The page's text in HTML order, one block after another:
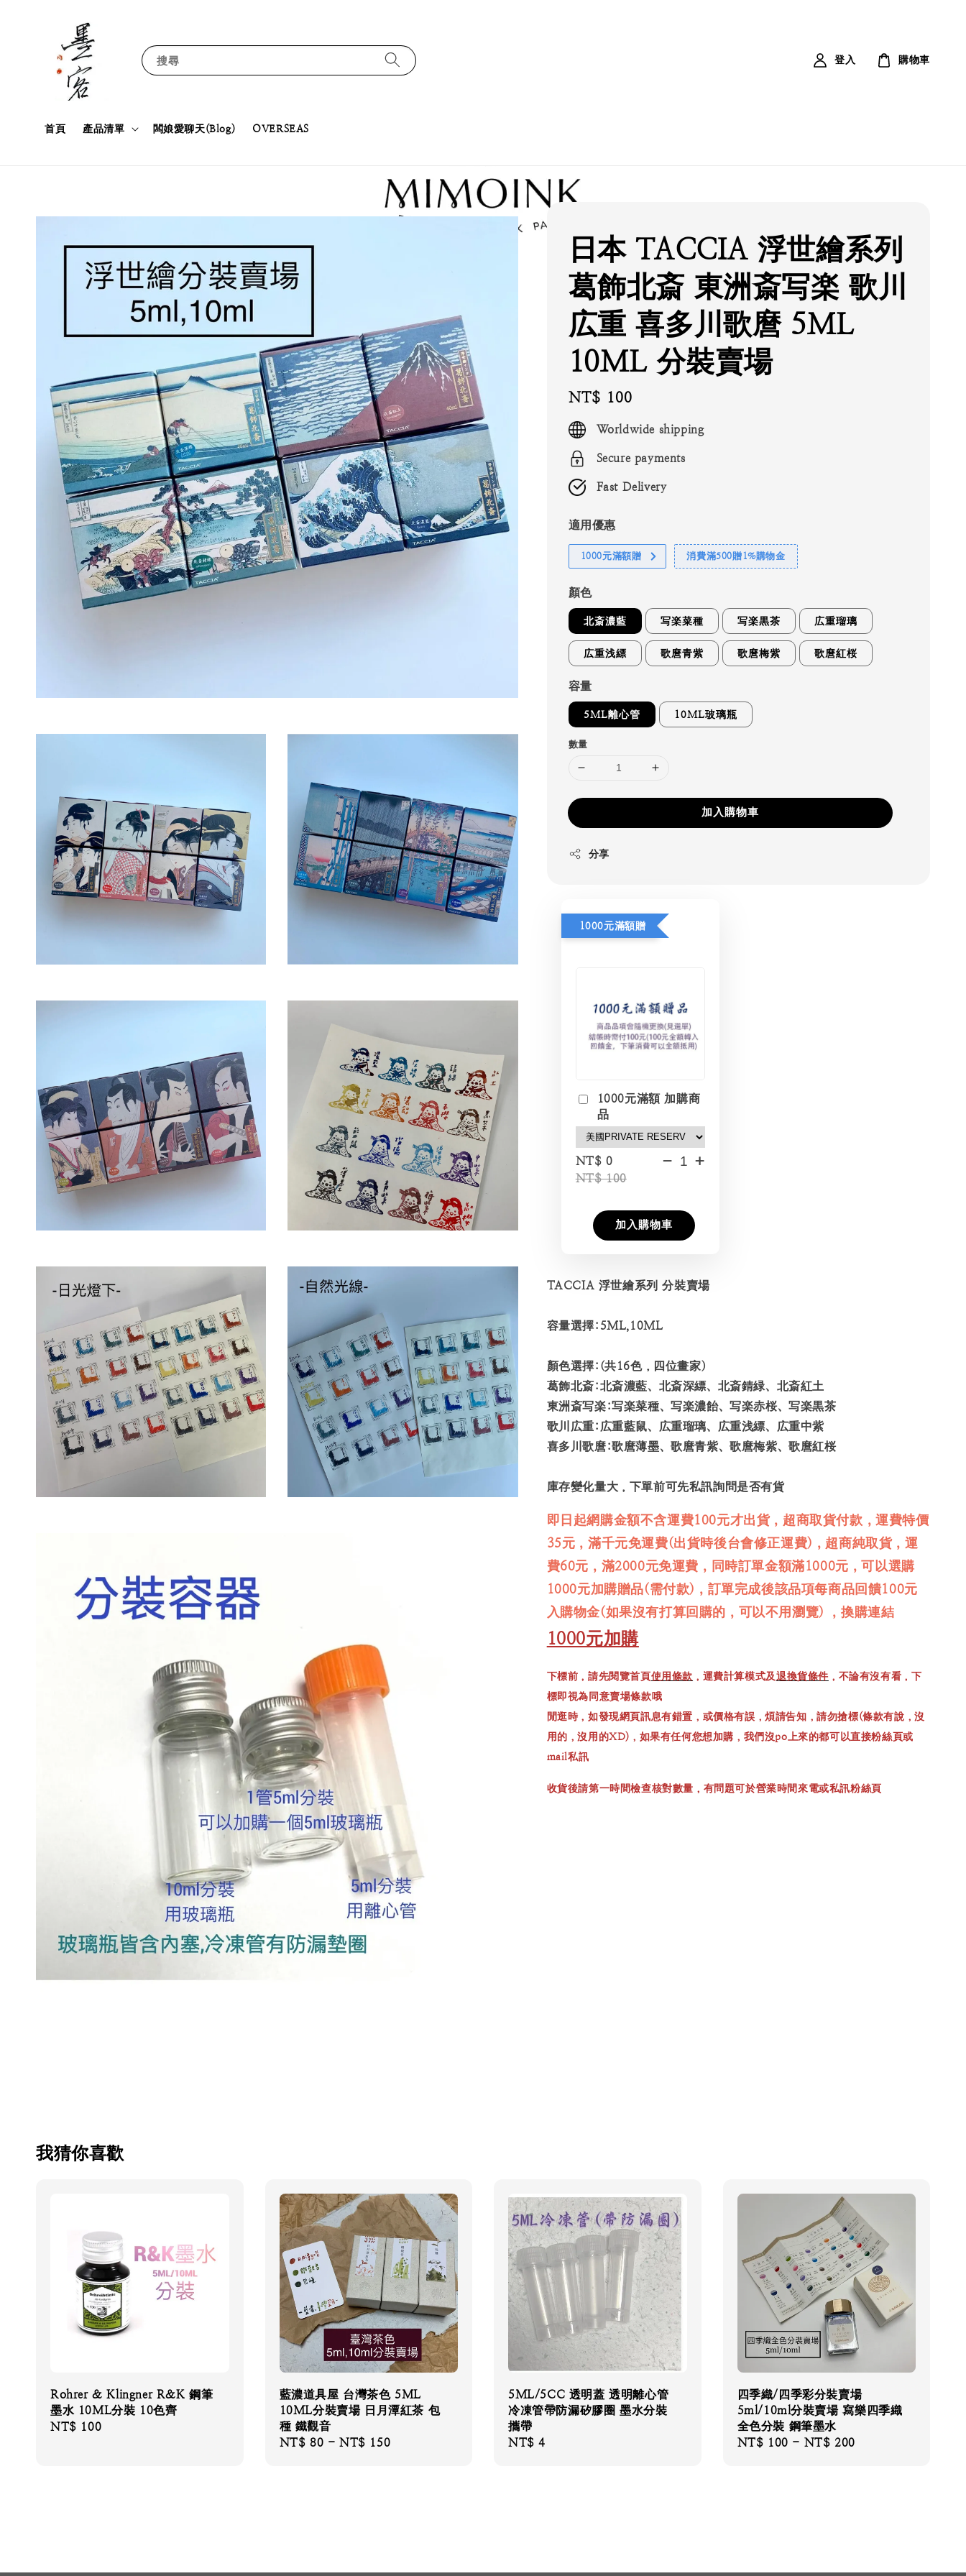
搜尋
首頁 產品清單 闆娘愛聊天(Blog) OVERSEAS
登入 購物車
日本 TACCIA 浮世繪系列
葛飾北斎 東洲斎写楽 歌川
広重 喜多川歌麿 5ML
10ML 分裝賣場
Regular
price
NT$ 100
Worldwide shipping
Secure payments
Fast Delivery
適用優惠
1000元滿額贈 消費滿500贈1%購物金
顏色
北斎濃藍 写楽菜種 写楽黒茶 広重瑠璃
広重浅縹 歌麿青紫 歌麿梅紫 歌麿紅桜
容量
5ML離心管 10ML玻璃瓶
數量
加入購物車
分享
1000元滿額贈
1000元滿額 加購商
品
NT$ 0
NT$ 100
- +
加入購物車
TACCIA 浮世繪系列 分裝賣場
容量選擇:5ML,10ML
顏色選擇:(共16色，四位畫家)
葛飾北斎:北斎濃藍、北斎深縹、北斎錆緑、北斎紅土
東洲斎写楽:写楽菜種、写楽濃飴、写楽赤桜、写楽黒茶
歌川広重:広重藍鼠、広重瑠璃、広重浅縹、広重中紫
喜多川歌麿:歌麿薄墨、歌麿青紫、歌麿梅紫、歌麿紅桜
庫存變化量大，下單前可先私訊詢問是否有貨
即日起網購金額不含運費100元才出貨，超商取貨付款，運費特價
35元，滿千元免運費(出貨時後台會修正運費)，超商純取貨，運
費60元，滿2000元免運費，同時訂單金額滿1000元，可以選購
1000元加購贈品(需付款)，訂單完成後該品項每商品回饋100元
入購物金(如果沒有打算回購的，可以不用瀏覽) ，換購連結
1000元加購
下標前，請先閱覽首頁使用條款 ，運費計算模式及退換貨條件 ，不論有沒有看，下
標即視為同意賣場條款哦
閒逛時，如發現網頁訊息有錯置，或價格有誤，煩請告知，請勿搶標(條款有說，沒
用的，沒用的XD)，如果有任何您想加購，我們沒po上來的都可以直接粉絲頁或
mail私訊
收貨後請第一時間檢查核對數量，有問題可於營業時間來電或私訊粉絲頁
我猜你喜歡
Rohrer & Klingner R&K 鋼筆
墨水 10ML分裝 10色齊
Regular
NT$ 100
藍濃道具屋 台灣茶色 5ML
10ML分裝賣場 日月潭紅茶 包
種 鐵觀音
Regular
NT$ 80 - NT$ 150
5ML/5CC 透明蓋 透明離心管
冷凍管帶防漏矽膠圈 墨水分裝
攜帶
Regular
NT$ 4
四季織/四季彩分裝賣場
5ml/10ml分裝賣場 寫樂四季織
全色分裝 鋼筆墨水
Regular
NT$ 100 - NT$ 200